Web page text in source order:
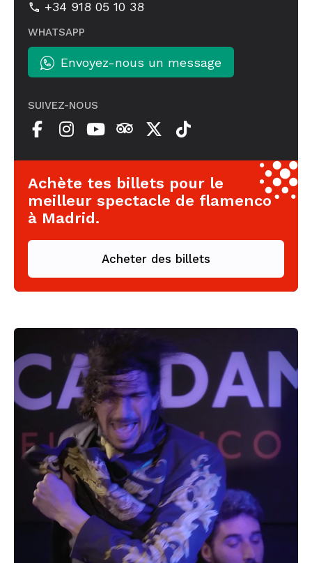
+34 918 05 10 38
WHATSAPP
Envoyez-nous un message
SUIVEZ-NOUS
Achète tes billets pour le
meilleur spectacle de flamenco
à Madrid.
Acheter des billets